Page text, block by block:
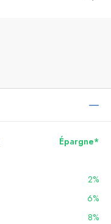
Épargne*
2%
6%
8%